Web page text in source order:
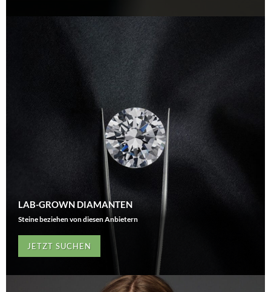
LAB-GROWN DIAMANTEN
Steine beziehen von diesen Anbietern
JETZT SUCHEN